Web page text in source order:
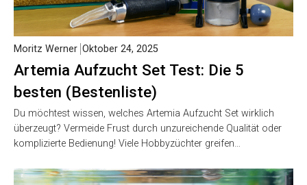
Artemia Aufzucht Set Test: Die 5
besten (Bestenliste)
Moritz Werner Oktober 24, 2025
Du möchtest wissen, welches Artemia Aufzucht Set wirklich
überzeugt? Vermeide Frust durch unzureichende Qualität oder
komplizierte Bedienung! Viele Hobbyzüchter greifen…